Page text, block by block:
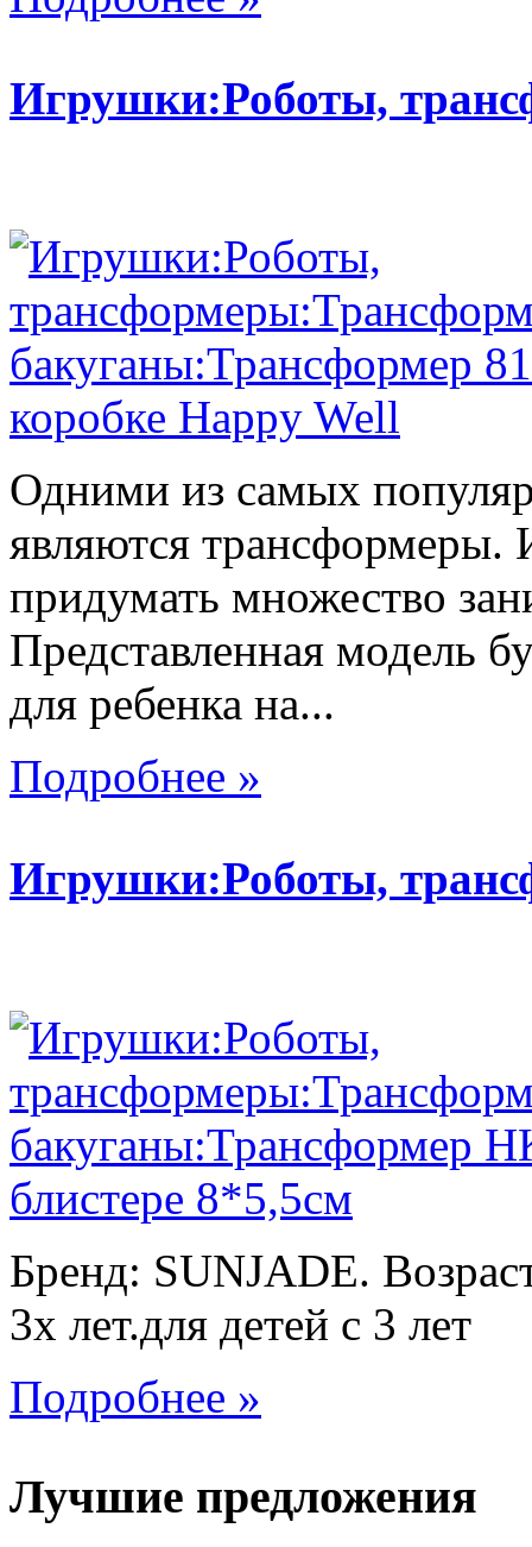
Игрушки:Роботы,
Одними из самых
являются
придумать множество
Представленная модель
для ребенка на...
Подробнее »
Игрушки:Роботы,
Бренд: SUNJADE.
3х лет.для детей с 3 лет
Подробнее »
Лучшие предложения